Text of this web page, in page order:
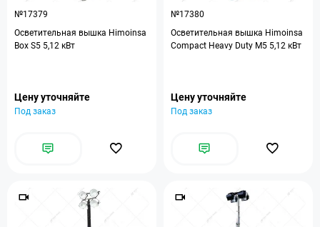
№17379
Осветительная вышка Himoinsa
Box S5 5,12 кВт
Цену уточняйте
Под заказ
№17380
Осветительная вышка Himoinsa
Compact Heavy Duty M5 5,12 кВт
Цену уточняйте
Под заказ